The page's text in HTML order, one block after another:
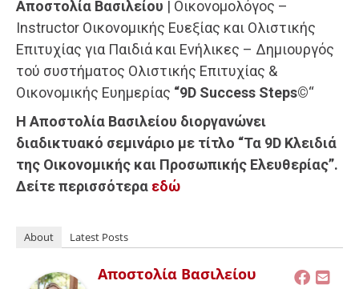
Αποστολία Βασιλείου | Οικονομολόγος –
Instructor Οικονομικής Ευεξίας και Ολιστικής
Επιτυχίας για Παιδιά και Ενήλικες – Δημιουργός
τού συστήματος Ολιστικής Επιτυχίας &
Οικονομικής Ευημερίας “9D Success Steps©“
Η Αποστολία Βασιλείου διοργανώνει
διαδικτυακό σεμινάριο με τίτλο “Τα 9D Κλειδιά
της Οικονομικής και Προσωπικής Ελευθερίας”.
Δείτε περισσότερα εδώ
About Latest Posts
Αποστολία Βασιλείου